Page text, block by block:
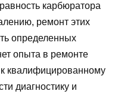
карбюратора
ремонт этих
определенных
опыта в ремонте
к квалифицированному
диагностику и